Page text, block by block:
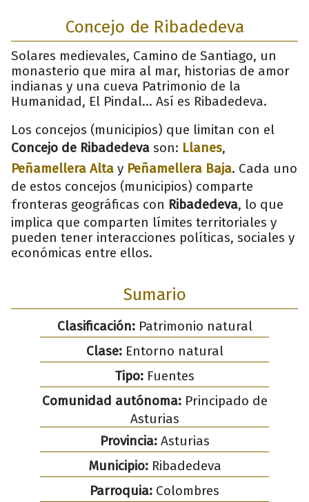
Concejo de Ribadedeva
Solares medievales, Camino de Santiago, un
monasterio que mira al mar, historias de amor
indianas y una cueva Patrimonio de la
Humanidad, El Pindal… Así es Ribadedeva.
Los concejos (municipios) que limitan con el
Concejo de Ribadedeva son: Llanes,
Peñamellera Alta y Peñamellera Baja. Cada uno
de estos concejos (municipios) comparte
fronteras geográficas con Ribadedeva, lo que
implica que comparten límites territoriales y
pueden tener interacciones políticas, sociales y
económicas entre ellos.
Sumario
Clasificación:Patrimonio natural
Clase:Entorno natural
Tipo:Fuentes
Comunidad autónoma:Principado de
Asturias
Provincia:Asturias
Municipio:Ribadedeva
Parroquia: Colombres